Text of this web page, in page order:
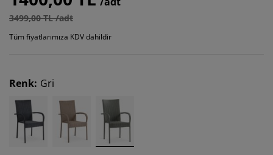
3499,00 TL /adt
Tüm fiyatlarımıza KDV dahildir
Renk: Gri